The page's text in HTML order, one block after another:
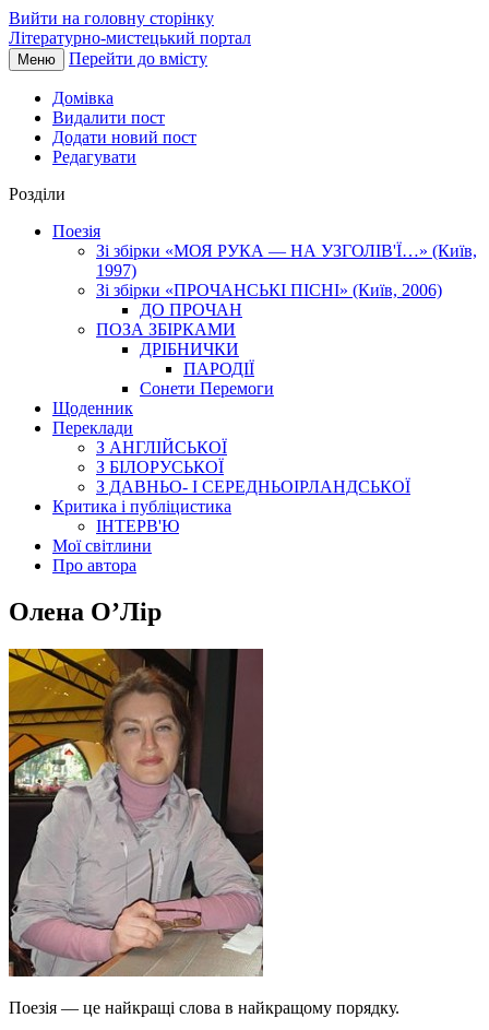
Вийти на головну сторінку
Літературно-мистецький портал
Меню Перейти до вмісту
Домівка
Видалити пост
Додати новий пост
Редагувати
Розділи
Поезія
Зі збірки «МОЯ РУКА — НА УЗГОЛІВ'Ї…» (Київ,
1997)
Зі збірки «ПРОЧАНСЬКІ ПІСНІ» (Київ, 2006)
ДО ПРОЧАН
ПОЗА ЗБІРКАМИ
ДРІБНИЧКИ
ПАРОДІЇ
Сонети Перемоги
Щоденник
Переклади
З АНГЛІЙСЬКОЇ
З БІЛОРУСЬКОЇ
З ДАВНЬО- І СЕРЕДНЬОІРЛАНДСЬКОЇ
Критика і публіцистика
ІНТЕРВ'Ю
Мої світлини
Про автора
Олена О’Лір
Поезія — це найкращі слова в найкращому порядку.